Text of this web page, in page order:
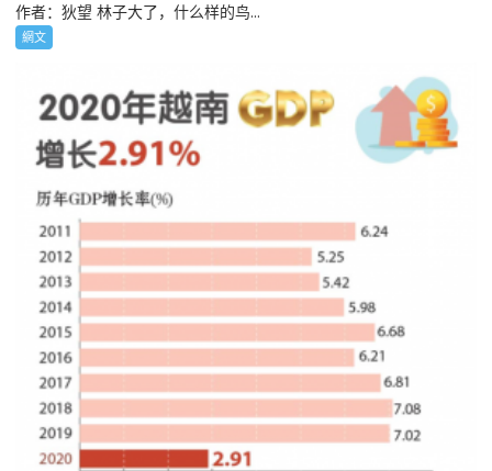
作者：狄望 林子大了，什么样的鸟...
網文